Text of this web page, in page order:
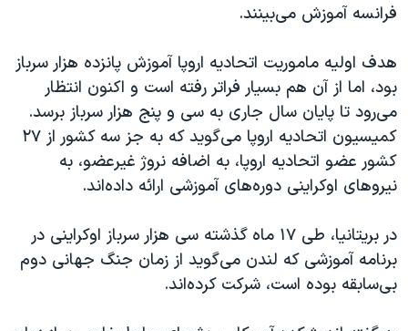
فرانسه آموزش می‌بینند.
هدف اولیه ماموریت اتحادیه اروپا آموزش پانزده هزار سرباز
بود، اما از آن هم بسیار فراتر رفته است و اکنون انتظار
می‌رود تا پایان سال جاری به سی و پنج هزار سرباز برسد.
کمیسیون اتحادیه اروپا می‌گوید که به جز سه کشور از ۲۷
کشور عضو اتحادیه اروپا، به اضافه نروژ غیرعضو، به
نیروهای اوکراینی دوره‌های آموزشی ارائه داده‌اند.
در بریتانیا، طی ۱۷ ماه گذشته سی هزار سرباز اوکراینی در
برنامه آموزشی که لندن می‌گوید از زمان جنگ جهانی دوم
بی‌سابقه بوده است، شرکت کرده‌اند.